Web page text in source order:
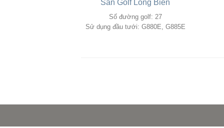
Sân Golf Long Biên
Số đường golf: 27
Sử dụng đầu tưới: G880E, G885E